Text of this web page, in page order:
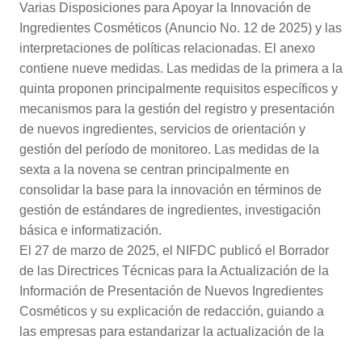
Varias Disposiciones para Apoyar la Innovación de
Ingredientes Cosméticos (Anuncio No. 12 de 2025) y las
interpretaciones de políticas relacionadas. El anexo
contiene nueve medidas. Las medidas de la primera a la
quinta proponen principalmente requisitos específicos y
mecanismos para la gestión del registro y presentación
de nuevos ingredientes, servicios de orientación y
gestión del período de monitoreo. Las medidas de la
sexta a la novena se centran principalmente en
consolidar la base para la innovación en términos de
gestión de estándares de ingredientes, investigación
básica e informatización.
El 27 de marzo de 2025, el NIFDC publicó el Borrador
de las Directrices Técnicas para la Actualización de la
Información de Presentación de Nuevos Ingredientes
Cosméticos y su explicación de redacción, guiando a
las empresas para estandarizar la actualización de la